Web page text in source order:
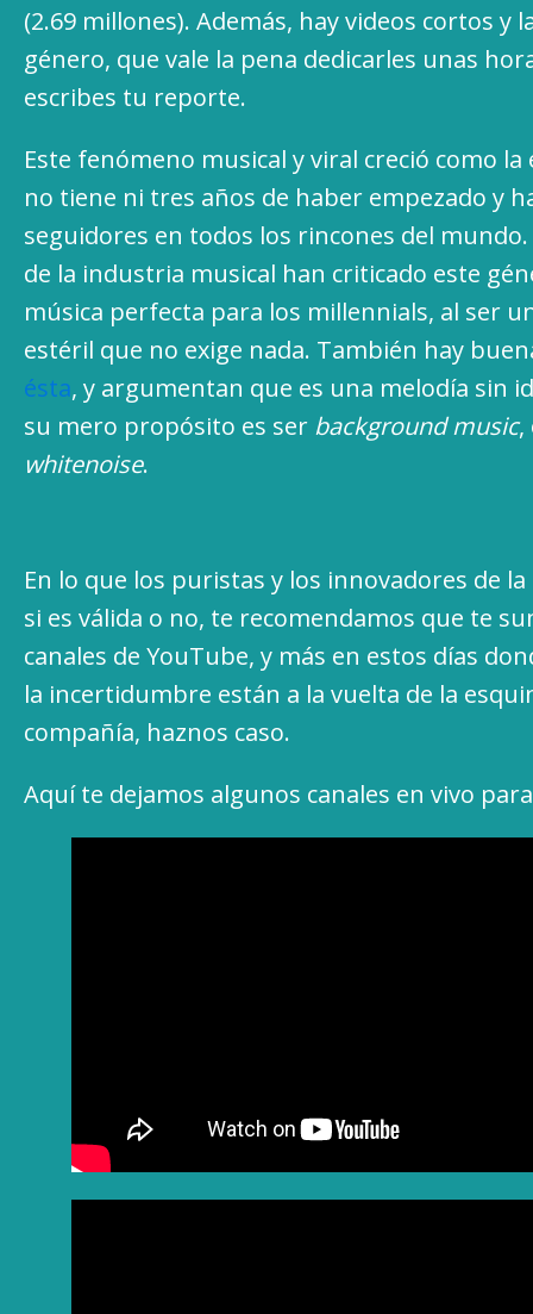
(2.69 millones). Además, hay videos cortos y
género, que vale la pena dedicarles unas
escribes tu reporte.
Este fenómeno musical y viral creció como la
no tiene ni tres años de haber empezado y
seguidores en todos los rincones del
de la industria musical han criticado este
música perfecta para los millennials, al ser
estéril que no exige nada. También hay
ésta, y argumentan que es una melodía sin
su mero propósito es ser background music,
whitenoise.
En lo que los puristas y los innovadores de
si es válida o no, te recomendamos que te
canales de YouTube, y más en estos días
la incertidumbre están a la vuelta de la
compañía, haznos caso.
Aquí te dejamos algunos canales en vivo